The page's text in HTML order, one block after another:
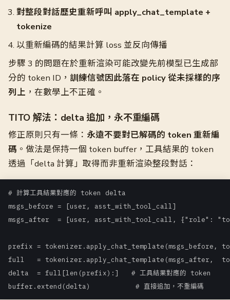
對整段對話歷史重新呼叫 apply_chat_template +
tokenize
以重新編碼的結果計算 loss 並反向傳播
步驟 3 的問題在於重新渲染可能改變先前模型已生成部
分的 token ID， 訓練信號因此落在 policy 從未採樣的序
列上 ，在數學上不正確。
TITO 解法：delta 追加，永不重編碼
修正原則只有一條： 永遠不要對已解碼的 token 重新編
碼 。做法是保持一個 token buffer，工具結果的 token
透過「delta 計算」取得而非重新渲染整段對話：
# 計算工具結果對應的 token delta
msgs_before = [user, asst_with_tool_call]
msgs_after  = [user, asst_with_tool_call, {"role":
prefix = tokenizer.apply_chat_template(msgs_before,
full   = tokenizer.apply_chat_template(msgs_after,
delta  = full[len(prefix):]   # 工具結果對應的 token
buffer.extend(delta)           # 直接追加，不重編碼